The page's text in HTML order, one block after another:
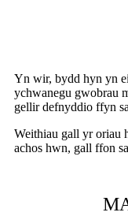
Yn wir, bydd hyn yn
ychwanegu gwobrau
gellir defnyddio ffyn
Weithiau gall yr oriau
achos hwn, gall ffon